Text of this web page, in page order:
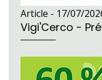
Article - 17/07/
Vigi'Cerco -